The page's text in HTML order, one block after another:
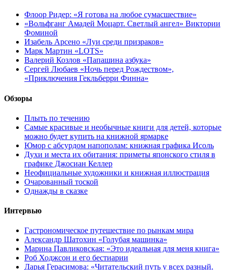
Флоор Ридер: «Я готова на любое сумасшествие»
«Вольфганг Амадей Моцарт. Светлый ангел» Виктории
Фоминой
Изабель Арсено «Луи среди призраков»
Марк Мартин «LOTS»
Валерий Козлов «Папашина азбука»
Сергей Любаев «Ночь перед Рождеством»,
«Приключения Гекльберри Финна»
Обзоры
Плыть по течению
Самые красивые и необычные книги для детей, которые
можно будет купить на книжной ярмарке
Юмор с абсурдом напополам: книжная графика Исоль
Духи и места их обитания: приметы японского стиля в
графике Джосиан Келлер
Неофициальные художники и книжная иллюстрация
Очарованный тоской
Однажды в сказке
Интервью
Гастрономическое путешествие по рынкам мира
Александр Шатохин «Голубая машинка»
Марина Павликовская: «Это идеальная для меня книга»
Роб Ходжсон и его бестиарии
Дарья Герасимова: «Читательский путь у всех разный.